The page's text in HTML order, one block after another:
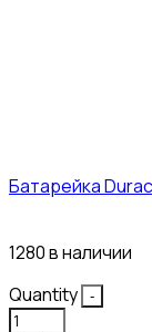
Батарейка
1280 в наличии
Quantity
-